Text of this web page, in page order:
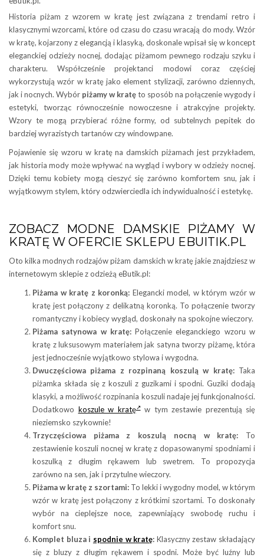
Historia piżam z wzorem w kratę jest związana z trendami retro i
klasycznymi wzorcami, które od czasu do czasu wracają do mody. Wzór
w kratę, kojarzony z elegancją i klasyką, doskonale wpisał się w koncept
eleganckiej odzieży nocnej, dodając piżamom pewnego rodzaju szyku i
charakteru. Współcześnie projektanci modowi coraz częściej
wykorzystują wzór w kratę jako element stylizacji, zarówno dziennych,
jak i nocnych. Wybór piżamy w kratęto sposób na połączenie wygody i
estetyki, tworząc równocześnie nowoczesne i atrakcyjne projekty.
Wzory te mogą przybierać różne formy, od subtelnych pepitek do
bardziej wyrazistych tartanów czy windowpane.
Pojawienie się wzoru w kratę na damskich piżamach jest przykładem,
jak historia mody może wpływać na wygląd i wybory w odzieży nocnej.
Dzięki temu kobiety mogą cieszyć się zarówno komfortem snu, jak i
wyjątkowym stylem, który odzwierciedla ich indywidualność i estetykę.
ZOBACZ MODNE DAMSKIE PIŻAMY W
KRATĘ W OFERCIE SKLEPU EBUITIK.PL
Oto kilka modnych rodzajów piżam damskich w kratę jakie znajdziesz w
internetowym sklepie z odzieżą eButik.pl:
Piżama w kratę z koronką: Elegancki model, w którym wzór w
kratę jest połączony z delikatną koronką. To połączenie tworzy
romantyczny i kobiecy wygląd, doskonały na spokojne wieczory.
Piżama satynowa w kratę:Połączenie eleganckiego wzoru w
kratę z luksusowym materiałem jak satyna tworzy piżamę, która
jest jednocześnie wyjątkowo stylowa i wygodna.
Dwuczęściowa piżama z rozpinaną koszulą w kratę:Taka
piżamka składa się z koszuli z guzikami i spodni. Guziki dodają
klasyki, a możliwość rozpinania koszuli nadaje jej funkcjonalności.
Dodatkowo koszule w kratę w tym zestawie prezentują się
nieziemsko szykownie!
Trzyczęściowa piżama z koszulą nocną w kratę: To
zestawienie koszuli nocnej w kratę z dopasowanymi spodniami i
koszulką z długim rękawem lub swetrem. To propozycja
zarówno na sen, jak i przytulne wieczory.
Piżama w kratę z szortami: To lekki i wygodny model, w którym
wzór w kratę jest połączony z krótkimi szortami. To doskonały
wybór na cieplejsze noce, zapewniający swobodę ruchu i
komfort snu.
Komplet bluza i spodnie w kratę: Klasyczny zestaw składający
się z bluzy z długim rękawem i spodni. Może być luźny lub